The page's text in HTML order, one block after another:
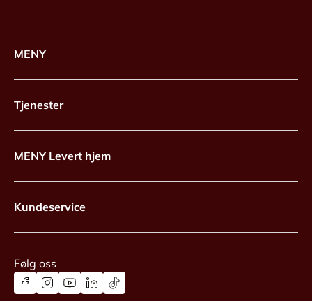
MENY
Tjenester
MENY Levert hjem
Kundeservice
Følg oss